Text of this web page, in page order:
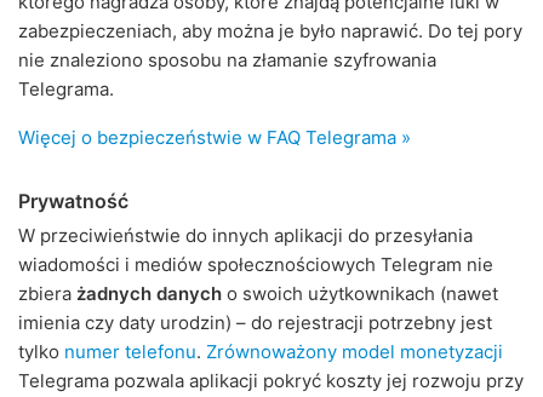
zabezpieczeniach, aby można je było naprawić. Do tej pory
nie znaleziono sposobu na złamanie szyfrowania
Telegrama.
Więcej o bezpieczeństwie w FAQ Telegrama »
Prywatność
W przeciwieństwie do innych aplikacji do przesyłania
wiadomości i mediów społecznościowych Telegram nie
zbiera żadnych danych o swoich użytkownikach (nawet
imienia czy daty urodzin) – do rejestracji potrzebny jest
tylko numer telefonu. Zrównoważony model monetyzacji
Telegrama pozwala aplikacji pokryć koszty jej rozwoju przy